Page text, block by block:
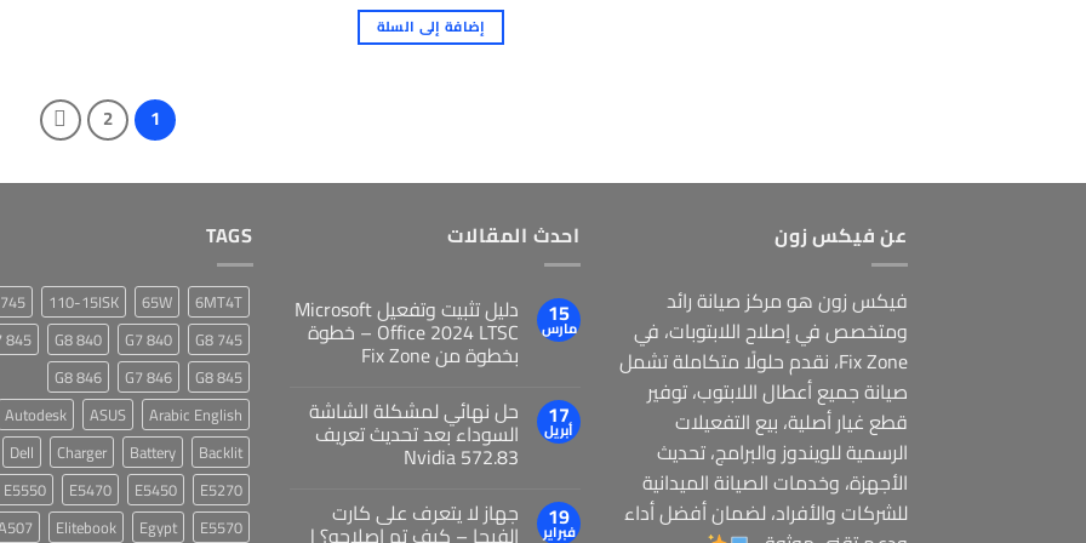
إضافة إلى السلة
1
2
عن فيكس زون
فيكس زون هو مركز صيانة رائد
ومتخصص في إصلاح اللابتوبات، في
Fix Zone، نقدم حلولًا متكاملة تشمل
صيانة جميع أعطال اللابتوب، توفير
قطع غيار أصلية، بيع التفعيلات
الرسمية للويندوز والبرامج، تحديث
الأجهزة، وخدمات الصيانة الميدانية
للشركات والأفراد، لضمان أفضل أداء
احدث المقالات
15
مارس
دليل تثبيت وتفعيل Microsoft
Office 2024 LTSC – خطوة
بخطوة من Fix Zone
17
أبريل
حل نهائي لمشكلة الشاشة
السوداء بعد تحديث تعريف
Nvidia 572.83
19
فبراير
جهاز لا يتعرف على كارت
TAGS
6MT4T
65W
110-15ISK
745 G7
745 G8
840 G7
840 G8
845 G7
845 G8
846 G7
846 G8
Arabic English
ASUS
Autodesk
Backlit
Battery
Charger
Dell
E5270
E5450
E5470
E5550
E5570
Egypt
Elitebook